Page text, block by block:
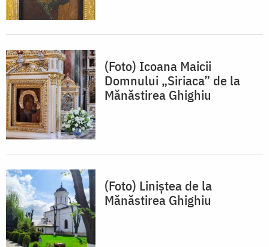
(Foto) Icoana Maicii
Domnului „Siriaca” de la
Mănăstirea Ghighiu
(Foto) Liniștea de la
Mănăstirea Ghighiu